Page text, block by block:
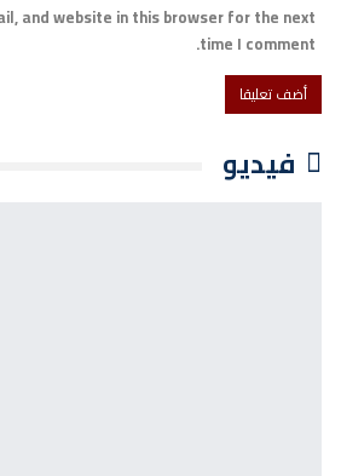
and website in this browser for the next
time I comment.
فيديو